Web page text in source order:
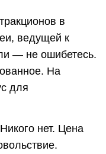
в
ведущей к
— не ошибетесь.
На
для
нет. Цена